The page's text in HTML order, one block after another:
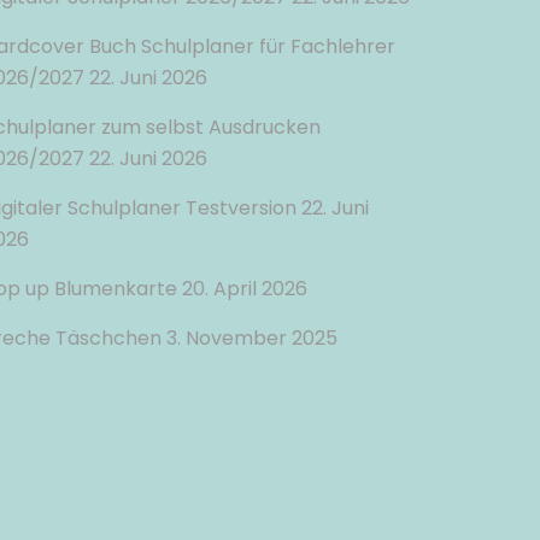
Buch Schulplaner für Fachlehrer
2027 22. Juni 2026
zum selbst Ausdrucken
2027 22. Juni 2026
Schulplaner Testversion 22. Juni
up Blumenkarte 20. April 2026
Täschchen 3. November 2025